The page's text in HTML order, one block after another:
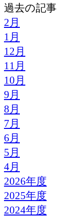
過去の記事
2月
1月
12月
11月
10月
9月
8月
7月
6月
5月
4月
2026年度
2025年度
2024年度